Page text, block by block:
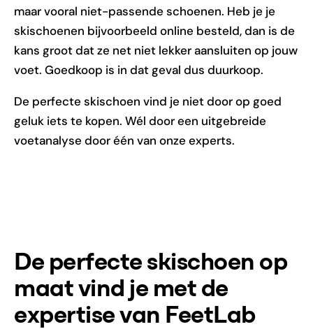
maar vooral niet-passende schoenen. Heb je je
skischoenen bijvoorbeeld online besteld, dan is de
kans groot dat ze net niet lekker aansluiten op jouw
voet. Goedkoop is in dat geval dus duurkoop.
De perfecte skischoen vind je niet door op goed
geluk iets te kopen. Wél door een uitgebreide
voetanalyse door één van onze experts.
De perfecte skischoen op
maat vind je met de
expertise van FeetLab